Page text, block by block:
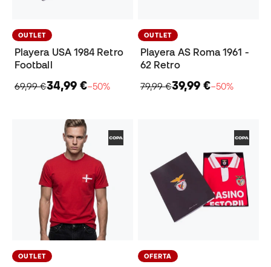
OUTLET
Playera USA 1984 Retro
Football
69,99 €34,99 €−50%
OUTLET
Playera AS Roma 1961 -
62 Retro
79,99 €39,99 €−50%
OUTLET OFERTA